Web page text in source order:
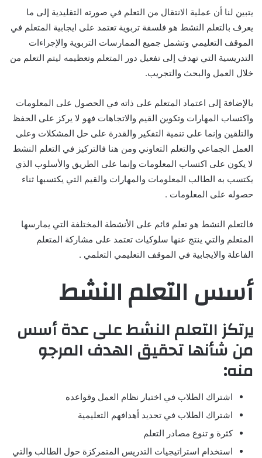
يتبين لنا أن عملية الانتقال من التعلم في صورته التقليدية إلى ما
يعرف بالتعلم النشط هو فلسفة تربوية تعتمد على ايجابية المتعلم في
الموقف التعليمي وتشمل جميع الممارسات التربوية والإجراءات
التدريسية التي تهدف إلى تفعيل دور المتعلم وتعظيمه ليتم التعلم من
خلال العمل والبحث والتجريب.
بالإضافة إلى اعتماد المتعلم على ذاته في الحصول على المعلومات
واكتساب المهارات وتكوين القيم والاتجاهات فهو لا يركز على الحفظ
والتلقين وإنما على تنمية التفكير والقدرة على حل المشكلات وعلى
العمل الجماعي والتعلم التعاوني ومن هنا فالتركيز في التعلم النشط
لا يكون على اكتساب المعلومات وإنما على الطريق والأسلوب الذي
يكتسب به الطالب المعلومات والمهارات والقيم التي يكتسبها ثناء
حصوله على المعلومات .
فالتعلم النشط هو تعلم قائم على الأنشطة المختلفة التي يمارسها
المتعلم والتي ينتج عنها سلوكيات تعتمد على مشاركة المتعلم
الفاعلة والايجابية في الموقف التعليمي التعلمي .
أسس التعلم النشط
يرتكز التعلم النشط على عدة أسس
من شأنها تحقيق الهدف المرجو
منه:
اشتراك الطلاب في اختيار نظام العمل وقواعده
اشتراك الطلاب في تحديد أهدافهم التعليمية
كثرة و تنوع مصادر التعلم
استخدام استراتيجيات التدريس المتمركزة حول الطالب والتي